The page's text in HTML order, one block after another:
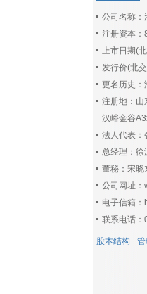
公司名称：
注册资本：
上市日期(
发行价(北
更名历史：
注册地：山
汉峪金谷
法人代表：
总经理：徐
董秘：宋晓
公司网址：
电子信箱
联系电话
股本结构